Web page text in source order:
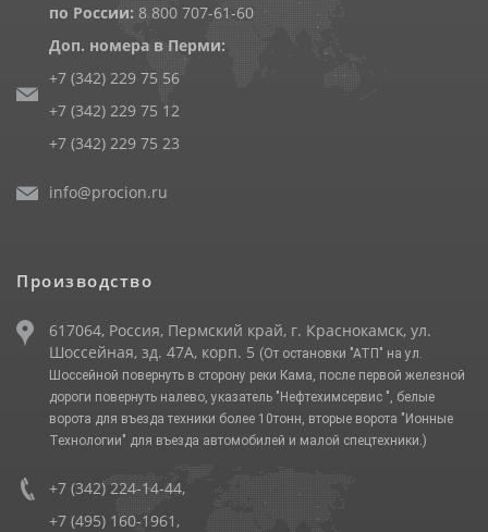
по России: 8 800 707-61-60
Доп. номера в Перми:
+7 (342) 229 75 56
+7 (342) 229 75 12
+7 (342) 229 75 23
info@procion.ru
Производство
617064, Россия, Пермский край, г. Краснокамск, ул.
Шоссейная, зд. 47А, корп. 5 (От остановки "АТП" на ул.
Шоссейной повернуть в сторону реки Кама, после первой железной
дороги повернуть налево, указатель "Нефтехимсервис ", белые
ворота для въезда техники более 10тонн, вторые ворота "Ионные
Технологии" для въезда автомобилей и малой спецтехники.)
+7 (342) 224-14-44,
+7 (495) 160-1961 ,